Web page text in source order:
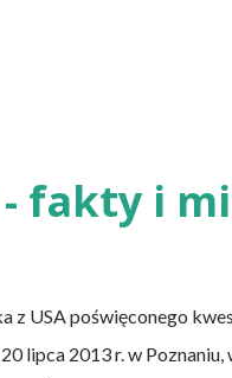
fakty i
z USA poświęconego
lipca 2013 r. w Poznaniu,